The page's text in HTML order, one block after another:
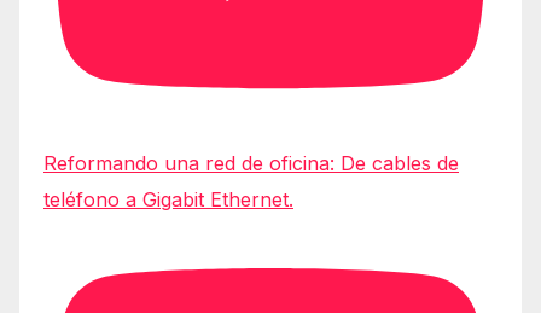
Reformando una red de oficina: De cables de
teléfono a Gigabit Ethernet.